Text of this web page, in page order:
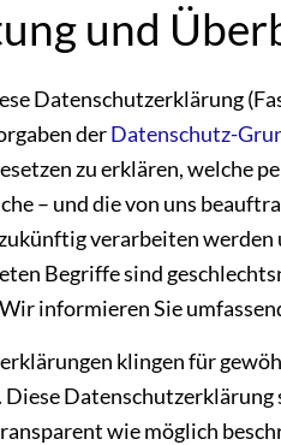
und
Datenschutzerklärung
derDatenschutz-
zu erklären, welche
– und die von uns
verarbeiten werden
Begriffe sind
Wir informieren Sie
klingen für
Diese
wie möglich